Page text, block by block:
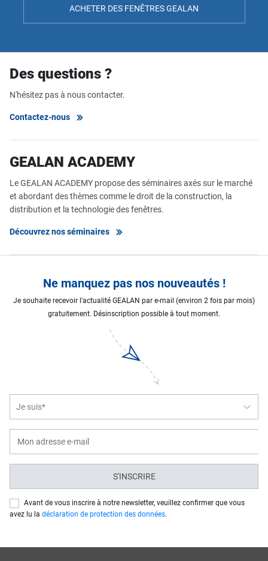
ACHETER DES FENÊTRES GEALAN
Des questions ?
N'hésitez pas à nous contacter.
Contactez-nous
GEALAN ACADEMY
Le GEALAN ACADEMY propose des séminaires axés sur le marché
et abordant des thèmes comme le droit de la construction, la
distribution et la technologie des fenêtres.
Découvrez nos séminaires
Ne manquez pas nos nouveautés !
Je souhaite recevoir l'actualité GEALAN par e-mail (environ 2 fois par mois)
gratuitement. Désinscription possible à tout moment.
Je suis*
S'INSCRIRE
Avant de vous inscrire à notre newsletter, veuillez confirmer que vous
avez lu la déclaration de protection des données.